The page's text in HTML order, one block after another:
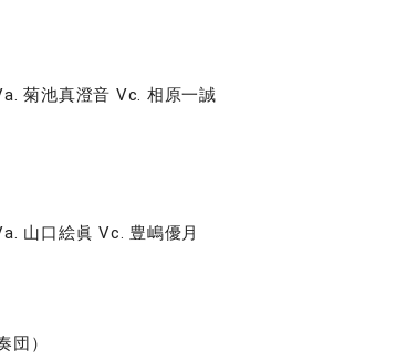
菊池真澄音 Vc. 相原一誠
山口絵眞 Vc. 豊嶋優月
）